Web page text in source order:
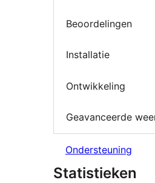
Beoordelingen
Installatie
Ontwikkeling
Geavanceerde
Ondersteuning
Statistieken